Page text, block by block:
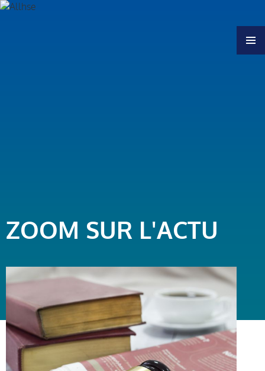
ZOOM SUR L'ACTU